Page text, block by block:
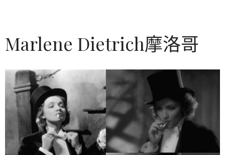
Marlene Dietrich摩洛哥